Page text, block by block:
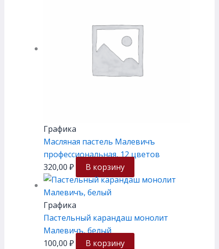
Графика
Масляная пастель Малевичъ
профессиональная, 12 цветов
320,00 ₽ В корзину
Графика
Пастельный карандаш монолит
Малевичъ, белый
100,00 ₽ В корзину